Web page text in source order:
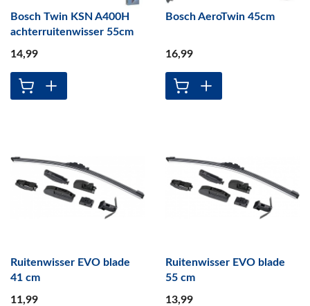
Bosch Twin KSN A400H
achterruitenwisser 55cm
14,99
Bosch AeroTwin 45cm
16,99
Ruitenwisser EVO blade
41 cm
11,99
Ruitenwisser EVO blade
55 cm
13,99